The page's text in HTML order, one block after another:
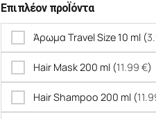
Επιπλέον προΪόντα
Άρωμα Travel Size 10 ml (
Hair Mask 200 ml (11.99 €)
Hair Shampoo 200 ml (